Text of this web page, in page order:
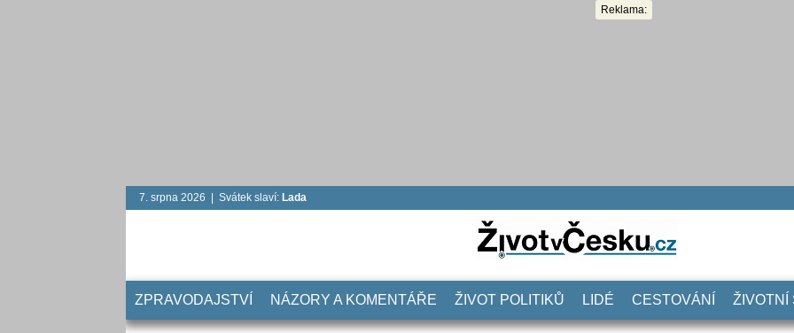
Reklama:
7. srpna 2026 | Svátek slaví: Lada
ZPRAVODAJSTVÍ NÁZORY A KOMENTÁŘE ŽIVOT POLITIKŮ LIDÉ CESTOVÁNÍ ŽIVOTNÍ